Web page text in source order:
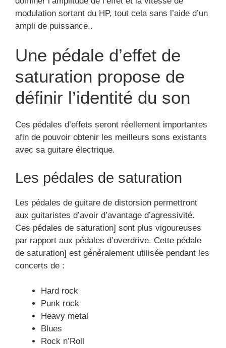
modulation sortant du HP, tout cela sans l’aide d’un
ampli de puissance..
Une pédale d’effet de
saturation propose de
définir l’identité du son
Ces pédales d’effets seront réellement importantes
afin de pouvoir obtenir les meilleurs sons existants
avec sa guitare électrique.
Les pédales de saturation
Les pédales de guitare de distorsion permettront
aux guitaristes d’avoir d’avantage d’agressivité.
Ces pédales de saturation] sont plus vigoureuses
par rapport aux pédales d’overdrive. Cette pédale
de saturation] est généralement utilisée pendant les
concerts de :
Hard rock
Punk rock
Heavy metal
Blues
Rock n’Roll